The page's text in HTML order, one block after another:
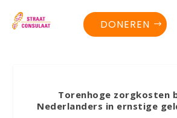
DONEREN
Torenhoge zorgkosten
Nederlanders in ernstige